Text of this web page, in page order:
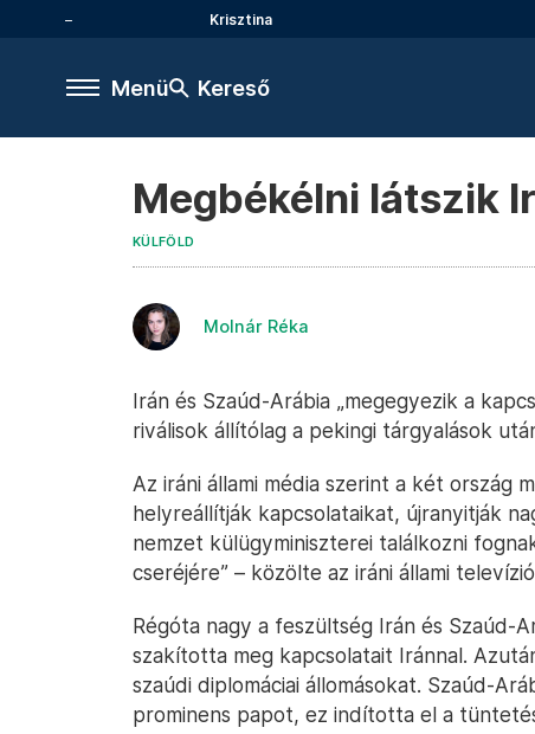
Krisztina
Menü Kereső
Megbékélni látszik
KÜLFÖLD
Molnár Réka
Irán és Szaúd-Arábia „megegyezik a
riválisok állítólag a pekingi tárgyalások
Az iráni állami média szerint a két ország
helyreállítják kapcsolataikat, újranyitják
nemzet külügyminiszterei találkozni
cseréjére” – közölte az iráni állami
Régóta nagy a feszültség Irán és Szaúd-
szakította meg kapcsolatait Iránnal.
szaúdi diplomáciai állomásokat. Szaúd-
prominens papot, ez indította el a